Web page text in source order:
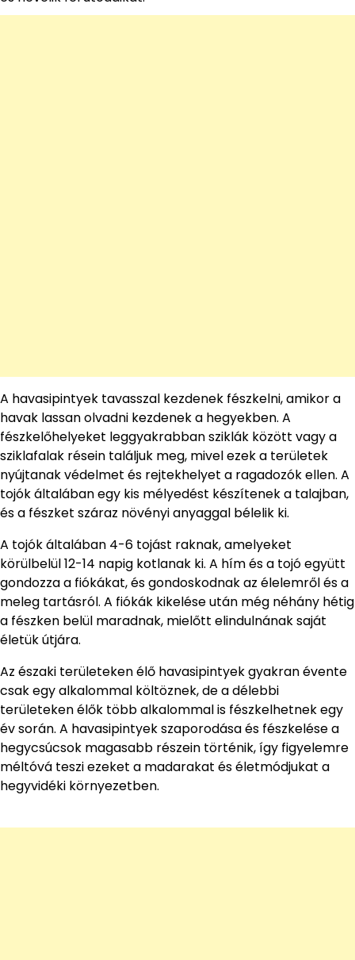
A havasipintyek tavasszal kezdenek fészkelni, amikor a
havak lassan olvadni kezdenek a hegyekben. A
fészkelőhelyeket leggyakrabban sziklák között vagy a
sziklafalak résein találjuk meg, mivel ezek a területek
nyújtanak védelmet és rejtekhelyet a ragadozók ellen. A
tojók általában egy kis mélyedést készítenek a talajban,
és a fészket száraz növényi anyaggal bélelik ki.
A tojók általában 4-6 tojást raknak, amelyeket
körülbelül 12-14 napig kotlanak ki. A hím és a tojó együtt
gondozza a fiókákat, és gondoskodnak az élelemről és a
meleg tartásról. A fiókák kikelése után még néhány hétig
a fészken belül maradnak, mielőtt elindulnának saját
életük útjára.
Az északi területeken élő havasipintyek gyakran évente
csak egy alkalommal költöznek, de a délebbi
területeken élők több alkalommal is fészkelhetnek egy
év során. A havasipintyek szaporodása és fészkelése a
hegycsúcsok magasabb részein történik, így figyelemre
méltóvá teszi ezeket a madarakat és életmódjukat a
hegyvidéki környezetben.